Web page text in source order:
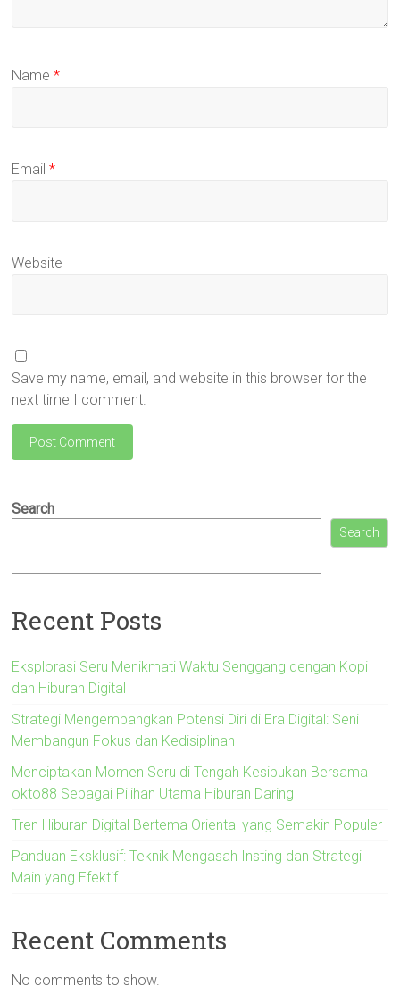
Name*
Email*
Website
Save my name, email, and website in this browser for the
next time I comment.
Search
Search
Recent Posts
Eksplorasi Seru Menikmati Waktu Senggang dengan Kopi
dan Hiburan Digital
Strategi Mengembangkan Potensi Diri di Era Digital: Seni
Membangun Fokus dan Kedisiplinan
Menciptakan Momen Seru di Tengah Kesibukan Bersama
okto88 Sebagai Pilihan Utama Hiburan Daring
Tren Hiburan Digital Bertema Oriental yang Semakin Populer
Panduan Eksklusif: Teknik Mengasah Insting dan Strategi
Main yang Efektif
Recent Comments
No comments to show.